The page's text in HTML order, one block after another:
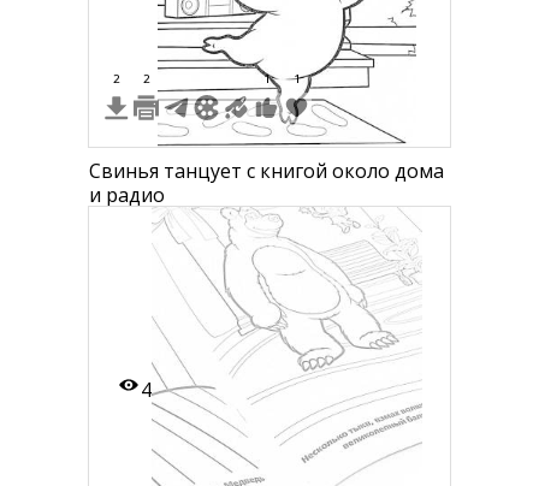
2 2 1 1
Свинья танцует с книгой около дома
и радио
4